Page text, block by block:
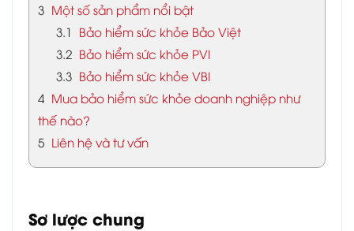
3 Một số sản phẩm nổi bật
3.1
Bảo hiểm sức khỏe Bảo Việt
3.2 Bảo hiểm sức khỏe PVI
3.3 Bảo hiểm sức khỏe VBI
4 Mua bảo hiểm sức khỏe doanh nghiệp như
thế nào?
5 Liên hệ và tư vấn
Sơ lược chung